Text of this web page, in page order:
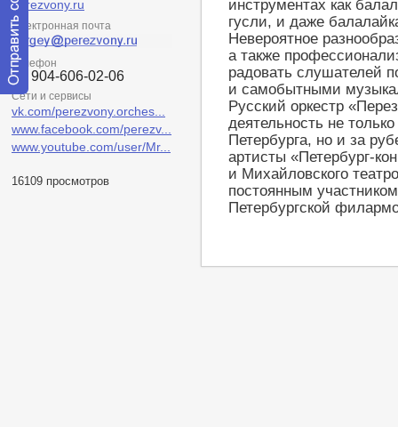
perezvony.ru
Электронная почта
Телефон
+7 904-606-02-06
Сети и сервисы
vk.com/perezvony.orches...
www.facebook.com/perezv...
www.youtube.com/user/Mr...
16109 просмотров
инструментах как
гусли, и даже
Невероятное
а также
радовать слушателей
и самобытными
Русский оркестр
деятельность не
Петербурга, но и за
артисты «Петербург-
и Михайловского
постоянным
Петербургской
Отправить
сообщение
модератору